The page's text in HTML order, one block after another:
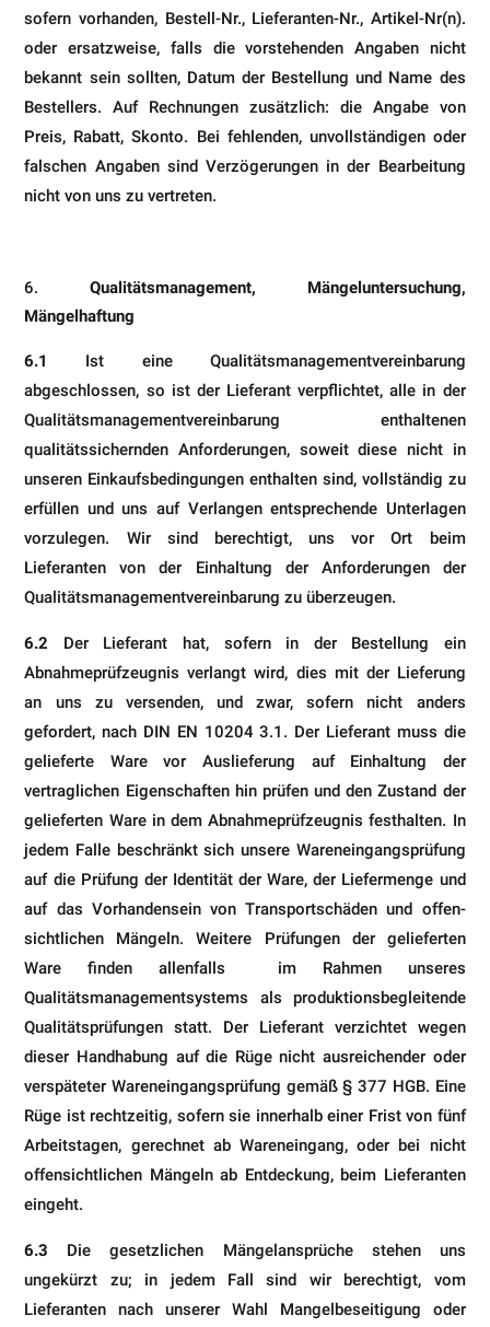
sofern vorhanden, Bestell-Nr., Lieferanten-Nr., Artikel-­Nr(n).
oder ersatzweise, falls die vorstehenden Angaben nicht
bekannt sein sollten, Datum der Bestellung und Na­me des
Bestellers. Auf Rechnungen zusätzlich: die Angabe von
Preis, Rabatt, Skonto. Bei fehlenden, unvollständi­gen oder
falschen Angaben sind Verzögerungen in der Bearbeitung
nicht von uns zu vertreten.
Qualitätsmanagement, Mängeluntersuchung,
Mängelhaftung
6.1
Ist eine Qualitätsmanagementvereinbarung
abgeschlossen, so ist der Lieferant verpflichtet, alle in der
Quali­tätsmanagementvereinbarung enthaltenen
qualitätssichernden Anforderungen, soweit diese nicht in
unseren Ein­kaufsbedingungen enthalten sind, vollständig zu
erfüllen und uns auf Verlangen entsprechende Unterlagen
vorzu­legen. Wir sind berechtigt, uns vor Ort beim
Lieferanten von der Einhaltung der Anforderungen der
Qualitätsmana­gementvereinbarung zu überzeugen.
6.2 Der Lieferant hat, sofern in der Bestellung ein
Abnahmeprüfzeugnis verlangt wird, dies mit der Lieferung
an uns zu versenden, und zwar, sofern nicht anders
gefordert, nach DIN EN 10204 3.1. Der Lieferant muss die
gelieferte Ware vor Auslieferung auf Einhaltung der
vertraglichen Eigenschaften hin prüfen und den Zustand der
gelieferten Ware in dem Abnahmeprüfzeugnis festhalten. In
jedem Falle beschränkt sich unsere Wareneingangsprüfung
auf die Prüfung der Identität der Ware, der Liefermenge und
auf das Vorhandensein von Transportschäden und offen­
sichtlichen Mängeln. Weitere Prüfungen der gelieferten
Ware finden allenfalls im Rahmen unseres
Qualitätsmanage­mentsystems als produktionsbegleitende
Qualitätsprüfungen statt. Der Lieferant verzichtet wegen
dieser Handha­bung auf die Rüge nicht ausreichender oder
verspäteter Wareneingangsprüfung gemäß § 377 HGB. Eine
Rüge ist rechtzeitig, sofern sie innerhalb einer Frist von fünf
Arbeitstagen, gerechnet ab Wareneingang, oder bei nicht
offen­sichtlichen Mängeln ab Entdeckung, beim Lieferanten
eingeht.
6.3 Die gesetzlichen Mängelansprüche stehen uns
ungekürzt zu; in jedem Fall sind wir berechtigt, vom
Lieferanten nach unserer Wahl Mangelbeseitigung oder